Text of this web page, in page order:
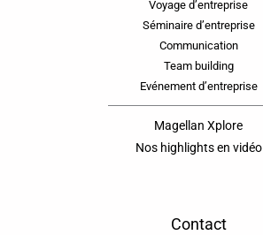
Voyage d’entreprise
Séminaire d’entreprise
Communication
Team building
Evénement d’entreprise
Magellan Xplore
Nos highlights en vidéo
Contact